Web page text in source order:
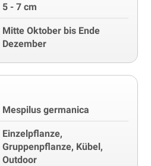
5 - 7 cm
Mitte Oktober bis Ende
Dezember
Mespilus germanica
Einzelpflanze,
Gruppenpflanze, Kübel,
Outdoor